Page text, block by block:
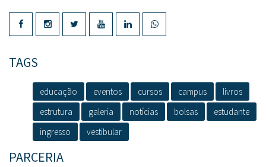
TAGS
educação eventos cursos campus
livros
estrutura
galeria notícias bolsas
estudante
ingresso
vestibular
PARCERIA